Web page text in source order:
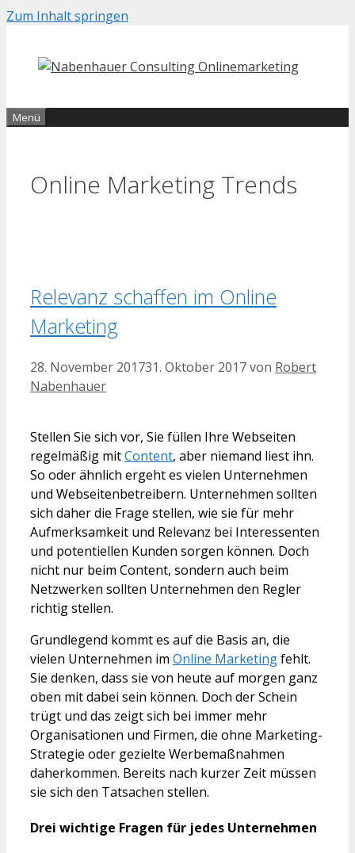
Zum Inhalt springen
Menü
Online Marketing Trends
Relevanz schaffen im Online
Marketing
28. November 201731. Oktober 2017von Robert
Nabenhauer
Stellen Sie sich vor, Sie füllen Ihre Webseiten
regelmäßig mitContent, aber niemand liest ihn.
So oder ähnlich ergeht es vielen Unternehmen
und Webseitenbetreibern. Unternehmen sollten
sich daher die Frage stellen, wie sie für mehr
Aufmerksamkeit und Relevanz bei Interessenten
und potentiellen Kunden sorgen können. Doch
nicht nur beim Content, sondern auch beim
Netzwerken sollten Unternehmen den Regler
richtig stellen.
Grundlegend kommt es auf die Basis an, die
vielen Unternehmen im Online Marketingfehlt.
Sie denken, dass sie von heute auf morgen ganz
oben mit dabei sein können. Doch der Schein
trügt und das zeigt sich bei immer mehr
Organisationen und Firmen, die ohne Marketing-
Strategie oder gezielte Werbemaßnahmen
daherkommen. Bereits nach kurzer Zeit müssen
sie sich den Tatsachen stellen.
Drei wichtige Fragen für jedes Unternehmen